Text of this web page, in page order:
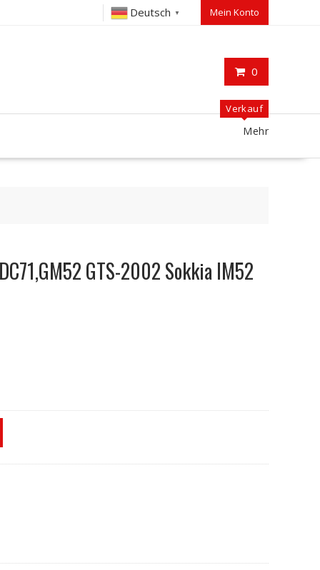
Deutsch ▼ Mein Konto
0
Verkauf
Mehr
GTS-2002 Sokkia IM52